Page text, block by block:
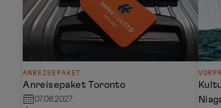
ANREISEPAKET
Anreisepaket Toronto
07.08.2027